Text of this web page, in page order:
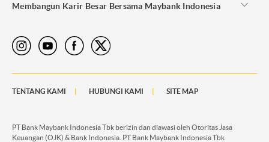
Membangun Karir Besar Bersama Maybank Indonesia
TENTANG KAMI HUBUNGI KAMI SITE MAP
PT Bank Maybank Indonesia Tbk berizin dan diawasi oleh Otoritas Jasa
Keuangan (OJK) & Bank Indonesia. PT Bank Maybank Indonesia Tbk